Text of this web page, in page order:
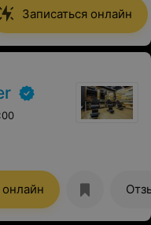
Записаться онлайн
онлайн